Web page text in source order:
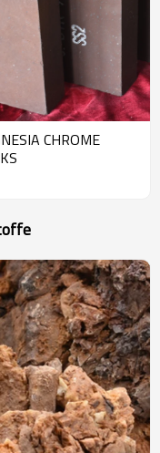
CHROME